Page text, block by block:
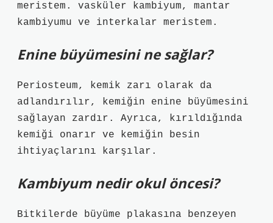
meristem. vasküler kambiyum, mantar
kambiyumu ve interkalar meristem.
Enine büyümesini ne sağlar?
Periosteum, kemik zarı olarak da
adlandırılır, kemiğin enine büyümesini
sağlayan zardır. Ayrıca, kırıldığında
kemiği onarır ve kemiğin besin
ihtiyaçlarını karşılar.
Kambiyum nedir okul öncesi?
Bitkilerde büyüme plakasına benzeyen